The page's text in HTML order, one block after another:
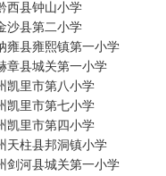
西县钟山小学
沙县第二小学
雍县雍熙镇第一小学
章县城关第一小学
凯里市第八小学
凯里市第七小学
凯里市第四小学
天柱县邦洞镇小学
剑河县城关第一小学